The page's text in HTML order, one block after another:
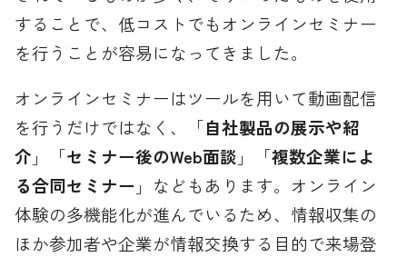
することで、低コストでもオンラインセミナー
を行うことが容易になってきました。
オンラインセミナーはツールを用いて動画配信
を行うだけではなく、「自社製品の展示や紹
介 」「セミナー後のWeb面談 」「複数企業によ
る合同セミナー 」などもあります。オンライン
体験の多機能化が進んでいるため、情報収集の
ほか参加者や企業が情報交換する目的で来場登